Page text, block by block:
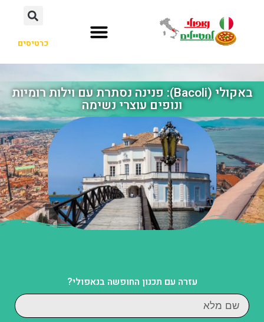
כרטיסים
באקולי (Bacoli): פנינה נסתרת עם וילות רומיות
ונופים עוצרי נשימה
עזרה עם תכנון החופשה בנאפולי?